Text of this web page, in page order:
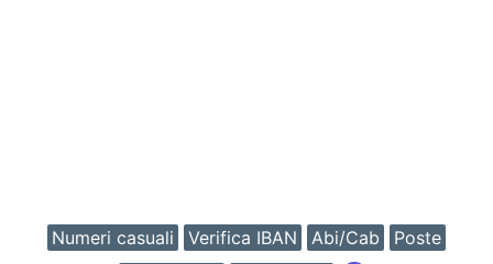
Numeri casuali Verifica IBAN Abi/Cab
Poste